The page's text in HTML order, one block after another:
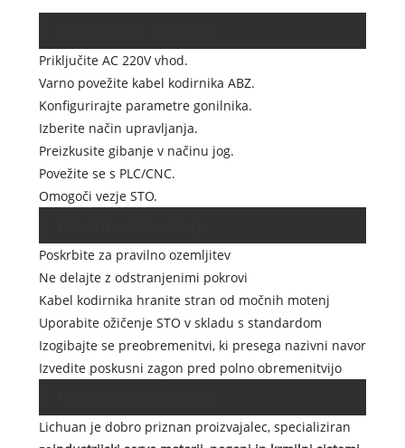
Priključite AC 220V vhod.
Varno povežite kabel kodirnika ABZ.
Konfigurirajte parametre gonilnika.
Izberite način upravljanja.
Preizkusite gibanje v načinu jog.
Povežite se s PLC/CNC.
Omogoči vezje STO.
Poskrbite za pravilno ozemljitev
Ne delajte z odstranjenimi pokrovi
Kabel kodirnika hranite stran od močnih motenj
Uporabite ožičenje STO v skladu s standardom
Izogibajte se preobremenitvi, ki presega nazivni navor
Izvedite poskusni zagon pred polno obremenitvijo
Lichuan je dobro priznan proizvajalec, specializiran